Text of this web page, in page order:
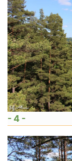
- 4 -